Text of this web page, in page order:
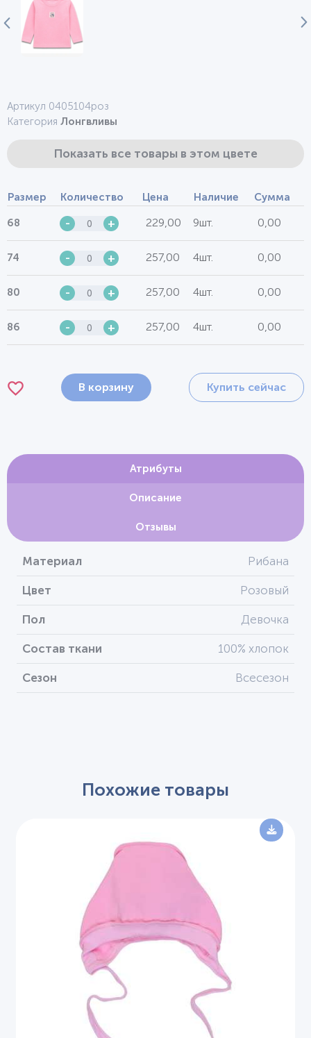
Артикул 0405104роз
Категория Лонгвливы
Показать все товары в этом цвете
Размер Количество Цена Наличие Сумма
68 - + 229,00 9шт. 0,00
74 - + 257,00 4шт. 0,00
80 - + 257,00 4шт. 0,00
86 - + 257,00 4шт. 0,00
В корзину Купить сейчас
Атрибуты
Описание
Отзывы
Материал Рибана
Цвет Розовый
Пол Девочка
Состав ткани 100% хлопок
Сезон Всесезон
Похожие товары